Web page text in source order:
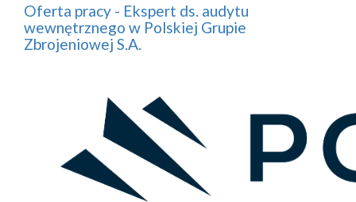
Oferta pracy - Ekspert ds. audytu
wewnętrznego w Polskiej Grupie
Zbrojeniowej S.A.